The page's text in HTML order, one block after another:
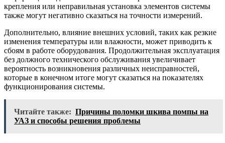
крепления или неправильная установка элементов системы
также могут негативно сказаться на точности измерений.
Дополнительно, влияние внешних условий, таких как резкие
изменения температуры или влажности, может приводить к
сбоям в работе оборудования. Продолжительная эксплуатация
без должного технического обслуживания увеличивает
вероятность возникновения различных неисправностей,
которые в конечном итоге могут сказаться на показателях
функционирования системы.
Читайте также: Причины поломки шкива помпы на
УАЗ и способы решения проблемы